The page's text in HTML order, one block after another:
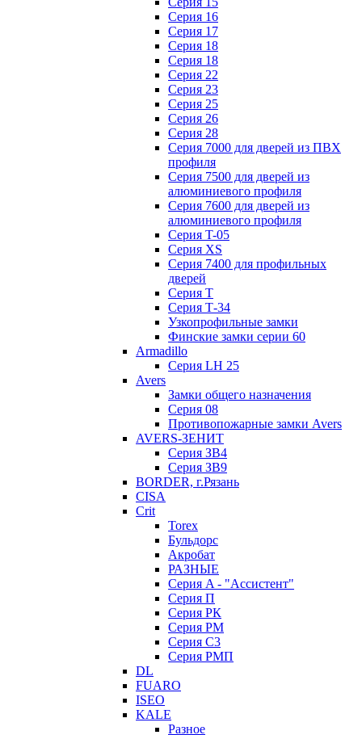
Серия 16
Серия 17
Серия 18
Серия 18
Серия 22
Серия 23
Серия 25
Серия 26
Серия 28
Серия 7000 для дверей из ПВХ
профиля
Серия 7500 для дверей из
алюминиевого профиля
Серия 7600 для дверей из
алюминиевого профиля
Серия T-05
Серия XS
Серия 7400 для профильных
дверей
Серия Т
Серия Т-34
Узкопрофильные замки
Финские замки серии 60
Armadillo
Серия LH 25
Avers
Замки общего назначения
Серия 08
Противопожарные замки Avers
AVERS-ЗЕНИТ
Серия ЗВ4
Серия ЗВ9
BORDER, г.Рязань
CISA
Crit
Torex
Бульдорс
Акробат
РАЗНЫЕ
Серия A - "Ассистент"
Серия П
Серия РК
Серия РМ
Серия С3
Серия РМП
DL
FUARO
ISEO
KALE
Разное